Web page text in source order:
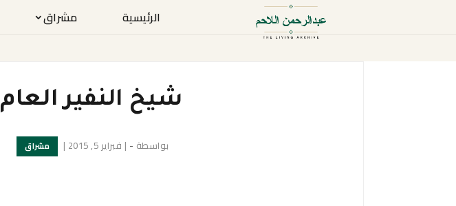
الرئيسية مشراق
شيخ النفير العام
بواسطة -
| فبراير 5, 2015 | مشراق